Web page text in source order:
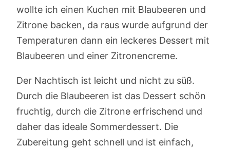
wollte ich einen Kuchen mit Blaubeeren und
Zitrone backen, da raus wurde aufgrund der
Temperaturen dann ein leckeres Dessert mit
Blaubeeren und einer Zitronencreme.
Der Nachtisch ist leicht und nicht zu süß.
Durch die Blaubeeren ist das Dessert schön
fruchtig, durch die Zitrone erfrischend und
daher das ideale Sommerdessert. Die
Zubereitung geht schnell und ist einfach,